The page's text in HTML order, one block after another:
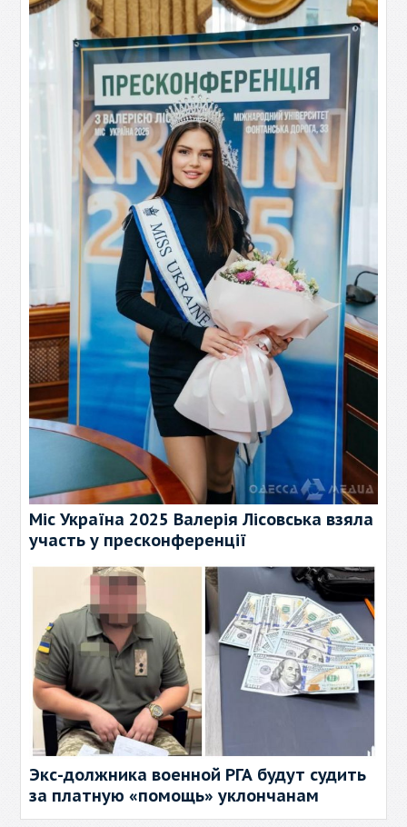
Міс Україна 2025 Валерія Лісовська взяла
участь у пресконференції
Экс-должника военной РГА будут судить
за платную «помощь» уклончанам